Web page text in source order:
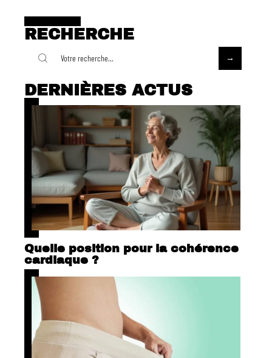
RECHERCHE
DERNIÈRES ACTUS
Quelle position pour la cohérence
cardiaque ?